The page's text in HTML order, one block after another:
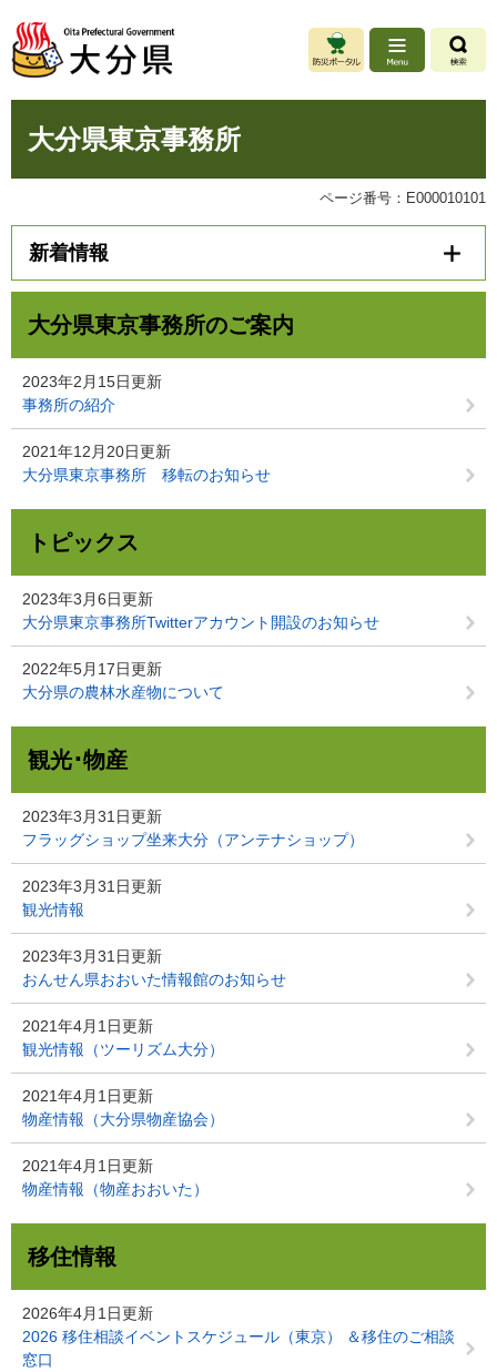
ジ
先
ュ
を
大分県東京事務所
ページ番号：E000010101
新着情報
大分県東京事務所のご案内
2023年2月15日更新
事務所の紹介
2021年12月20日更新
大分県東京事務所 移転のお知らせ
トピックス
2023年3月6日更新
大分県東京事務所Twitterアカウント開設のお知らせ
2022年5月17日更新
大分県の農林水産物について
観光･物産
2023年3月31日更新
フラッグショップ坐来大分（アンテナショップ）
2023年3月31日更新
観光情報
2023年3月31日更新
おんせん県おおいた情報館のお知らせ
2021年4月1日更新
観光情報（ツーリズム大分）
2021年4月1日更新
物産情報（大分県物産協会）
2021年4月1日更新
物産情報（物産おおいた）
移住情報
2026年4月1日更新
2026 移住相談イベントスケジュール（東京） ＆移住のご相談
窓口